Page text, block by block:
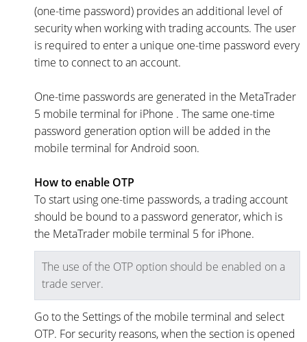
(one-time password) provides an additional level of
security when working with trading accounts. The user
is required to enter a unique one-time password every
time to connect to an account.
One-time passwords are generated in the MetaTrader
5 mobile terminal for iPhone . The same one-time
password generation option will be added in the
mobile terminal for Android soon.
How to enable OTP
To start using one-time passwords, a trading account
should be bound to a password generator, which is
the MetaTrader mobile terminal 5 for iPhone.
The use of the OTP option should be enabled on a
trade server.
Go to the Settings of the mobile terminal and select
OTP. For security reasons, when the section is opened